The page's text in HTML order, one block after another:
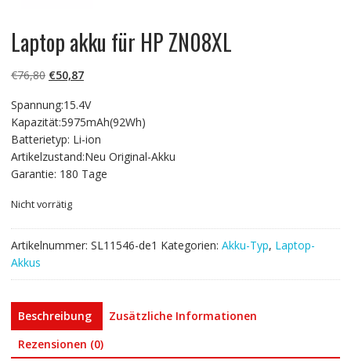
Laptop akku für HP ZN08XL
€76,80 Ursprünglicher
war:
€76,80
€50,87Aktueller
ist:
€50,87.
Spannung:15.4V
Kapazität:5975mAh(92Wh)
Batterietyp: Li-ion
Artikelzustand:Neu Original-Akku
Garantie: 180 Tage
Nicht vorrätig
Artikelnummer: SL11546-de1 Kategorien: Akku-Typ, Laptop-
Akkus
Beschreibung
Zusätzliche Informationen
Rezensionen (0)